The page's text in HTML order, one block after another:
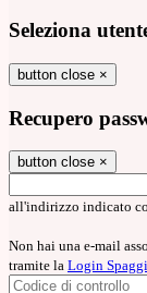
Seleziona
button close ×
Recupero
button close ×
all'indirizzo indicato
Non hai una e-mail
tramite la Login